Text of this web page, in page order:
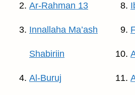
Ar-Rahman 13
Innallaha Ma’ash
Shabiriin
Al-Buruj